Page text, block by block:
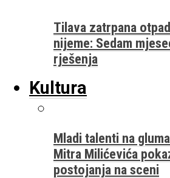
Tilava zatrpana
nijeme: Sedam
rješenja
Kultura
Mladi talenti na
Mitra Milićevića
postojanja na sceni